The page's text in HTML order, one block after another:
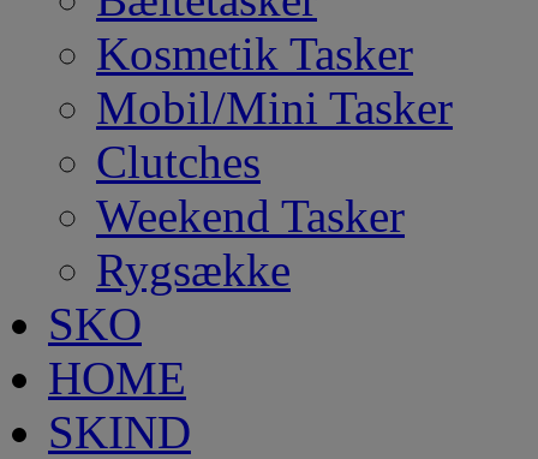
Kosmetik Tasker
Mobil/Mini Tasker
Clutches
Weekend Tasker
Rygsække
SKO
HOME
SKIND